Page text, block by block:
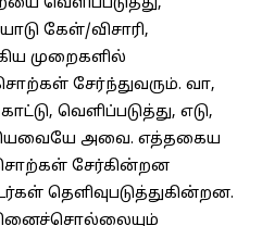
வெளிப்படுத்து,
கேள்/விசாரி,
முறைகளில்
சேர்ந்துவரும். வா,
வெளிப்படுத்து, எடு,
அவை. எத்தகைய
சேர்கின்றன
தெளிவுபடுத்துகின்றன.